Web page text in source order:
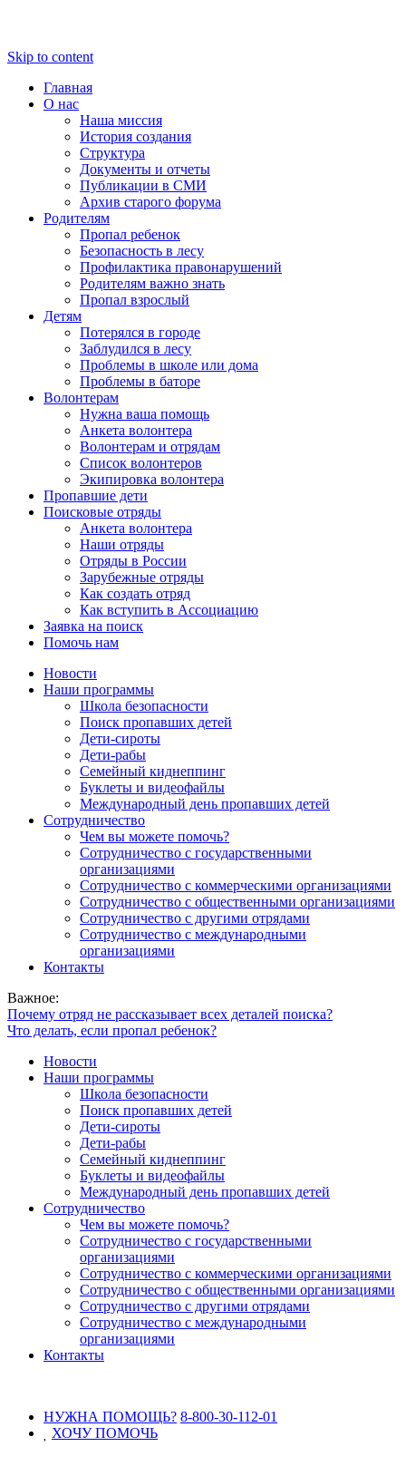
Skip to content
Главная
О нас
Наша миссия
История создания
Структура
Документы и отчеты
Публикации в СМИ
Архив старого форума
Родителям
Пропал ребенок
Безопасность в лесу
Профилактика правонарушений
Родителям важно знать
Пропал взрослый
Детям
Потерялся в городе
Заблудился в лесу
Проблемы в школе или дома
Проблемы в баторе
Волонтерам
Нужна ваша помощь
Анкета волонтера
Волонтерам и отрядам
Список волонтеров
Экипировка волонтера
Пропавшие дети
Поисковые отряды
Анкета волонтера
Наши отряды
Отряды в России
Зарубежные отряды
Как создать отряд
Как вступить в Ассоциацию
Заявка на поиск
Помочь нам
Новости
Наши программы
Школа безопасности
Поиск пропавших детей
Дети-сироты
Дети-рабы
Семейный киднеппинг
Буклеты и видеофайлы
Международный день пропавших детей
Сотрудничество
Чем вы можете помочь?
Сотрудничество с государственными
организациями
Сотрудничество с коммерческими организациями
Сотрудничество с общественными организациями
Сотрудничество с другими отрядами
Сотрудничество с международными
организациями
Контакты
Важное:
Почему отряд не рассказывает всех деталей поиска?
Что делать, если пропал ребенок?
Новости
Наши программы
Школа безопасности
Поиск пропавших детей
Дети-сироты
Дети-рабы
Семейный киднеппинг
Буклеты и видеофайлы
Международный день пропавших детей
Сотрудничество
Чем вы можете помочь?
Сотрудничество с государственными
организациями
Сотрудничество с коммерческими организациями
Сотрудничество с общественными организациями
Сотрудничество с другими отрядами
Сотрудничество с международными
организациями
Контакты
НУЖНА ПОМОЩЬ? 8-800-30-112-01
ХОЧУПОМОЧЬ